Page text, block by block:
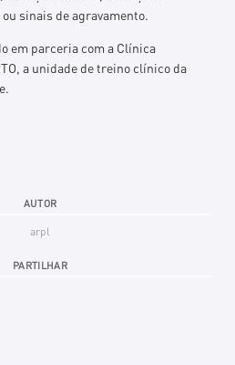
sinais de agravamento.
em parceria com a Clínica
a unidade de treino clínico da
AUTOR
arpl
PARTILHAR